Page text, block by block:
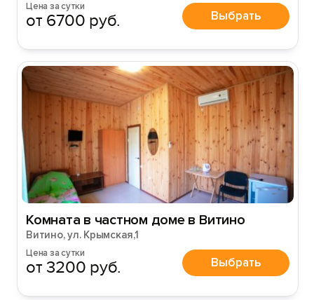
Цена за сутки
от 6700 руб. Выбрать
Комната в частном доме в Витино
Витино, ул. Крымская,1
Цена за сутки
от 3200 руб. Выбрать